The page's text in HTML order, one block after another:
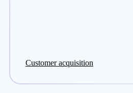
Customer acquisition